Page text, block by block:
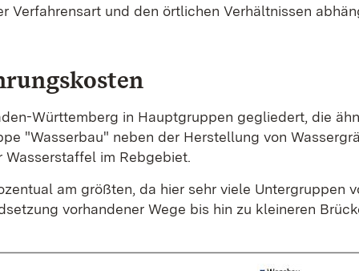
Verfahrensart und den örtlichen Verhältnissen
Württemberg in Hauptgruppen gegliedert, die
"Wasserbau" neben der Herstellung von
im Rebgebiet.
am größten, da hier sehr viele Untergruppen
vorhandener Wege bis hin zu kleineren